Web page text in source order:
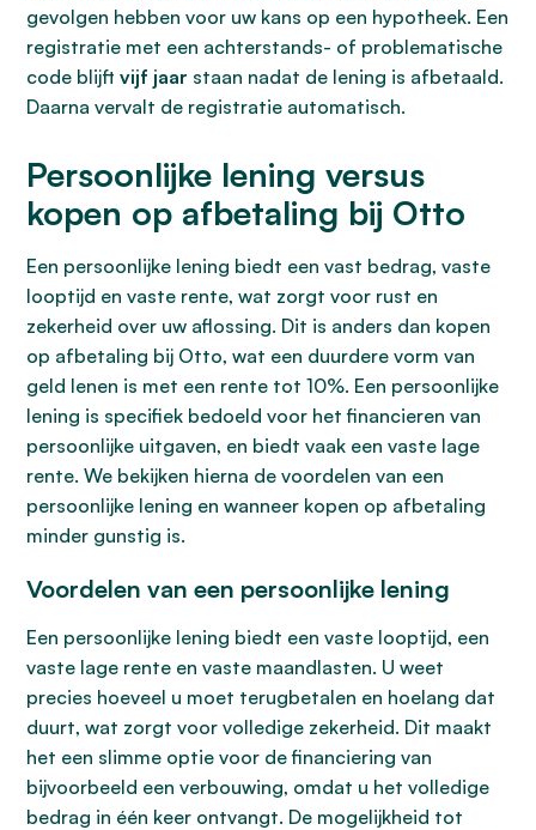
gevolgen hebben voor uw kans op een hypotheek. Een
registratie met een achterstands- of problematische
code blijft vijf jaar staan nadat de lening is afbetaald.
Daarna vervalt de registratie automatisch.
Persoonlijke lening versus
kopen op afbetaling bij Otto
Een persoonlijke lening biedt een vast bedrag, vaste
looptijd en vaste rente, wat zorgt voor rust en
zekerheid over uw aflossing. Dit is anders dan kopen
op afbetaling bij Otto, wat een duurdere vorm van
geld lenen is met een rente tot 10%. Een persoonlijke
lening is specifiek bedoeld voor het financieren van
persoonlijke uitgaven, en biedt vaak een vaste lage
rente. We bekijken hierna de voordelen van een
persoonlijke lening en wanneer kopen op afbetaling
minder gunstig is.
Voordelen van een persoonlijke lening
Een persoonlijke lening biedt een vaste looptijd, een
vaste lage rente en vaste maandlasten. U weet
precies hoeveel u moet terugbetalen en hoelang dat
duurt, wat zorgt voor volledige zekerheid. Dit maakt
het een slimme optie voor de financiering van
bijvoorbeeld een verbouwing, omdat u het volledige
bedrag in één keer ontvangt. De mogelijkheid tot